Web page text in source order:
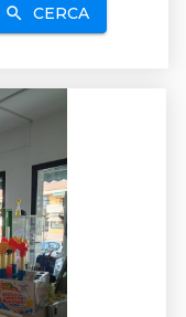
search CERCA